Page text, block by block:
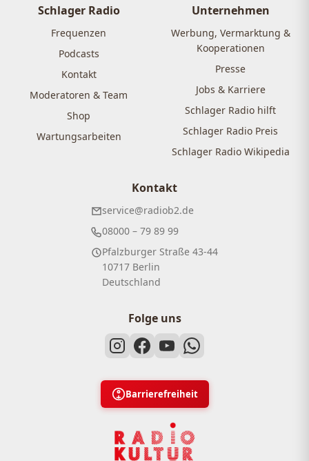
Schlager Radio
Frequenzen
Podcasts
Kontakt
Moderatoren & Team
Shop
Wartungsarbeiten
Unternehmen
Werbung, Vermarktung &
Kooperationen
Presse
Jobs & Karriere
Schlager Radio hilft
Schlager Radio Preis
Schlager Radio Wikipedia
Kontakt
service@radiob2.de
08000 – 79 89 99
Pfalzburger Straße 43-44
10717 Berlin
Deutschland
Folge uns
Barrierefreiheit